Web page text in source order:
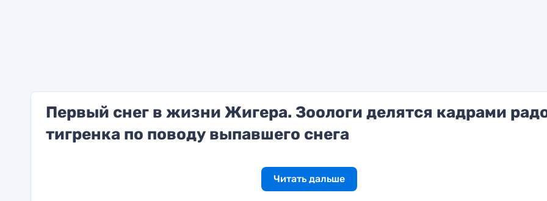
Первый снег в жизни Жигера. Зоологи делятся кадрами
тигренка по поводу выпавшего снега
Читать дальше